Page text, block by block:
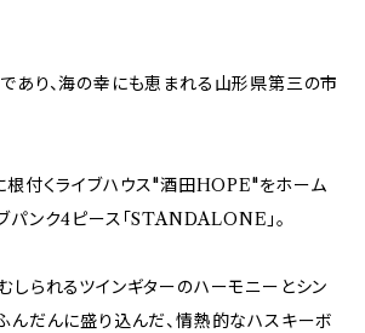
あり、海の幸にも恵まれる山形県第三の市
付くライブハウス"酒田HOPE"をホーム
パンク4ピース「STANDALONE」。
しられるツインギターのハーモニーとシン
んだんに盛り込んだ、情熱的なハスキーボ